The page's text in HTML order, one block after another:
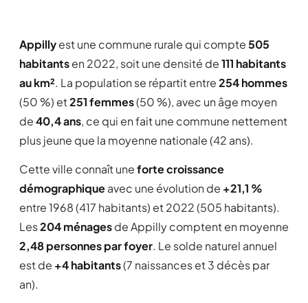
Appillyest une commune rurale qui compte505
habitantsen 2022, soit une densité de111 habitants
au km². La population se répartit entre254 hommes
(50 %) et251 femmes(50 %), avec un âge moyen
de40,4 ans, ce qui en fait une commune nettement
plus jeune que la moyenne nationale (42 ans).
Cette ville connaît uneforte croissance
démographiqueavec une évolution de +21,1 %
entre 1968 (417 habitants) et 2022 (505 habitants).
Les204 ménagesde Appilly comptent en moyenne
2,48 personnes par foyer. Le solde naturel annuel
est de +4 habitants(7 naissances et 3 décès par
an).